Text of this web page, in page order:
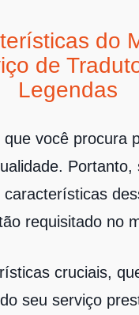
do
de
Legendas
você procura
Portanto,
características
requisitado no
cruciais,
seu serviço